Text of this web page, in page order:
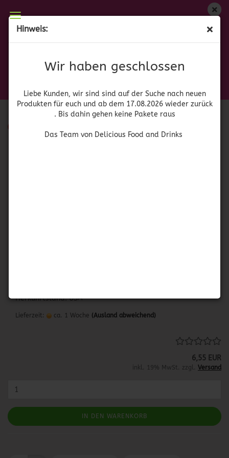
Hinweis:
Wir haben geschlossen
Liebe Kunden, wir sind sind auf der Suche nach neuen
Produkten für euch und ab dem 17.08.2026 wieder zurück
. Bis dahin gehen keine Pakete raus
Das Team von Delicious Food and Drinks
Wir haben geschlossen
zurück. Bis dahin gehen keine Pakete raus
Das Team von Delicious Food and Drinks
Spangler
Sortieren nach
Sortieren nach 64 pro Seite
pro Seite
Herkunftsland: USA
Lieferzeit: ca. 1 Woche (Ausland abweichend)
6,55 EUR
inkl. 19% MwSt. zzgl. Versand
IN DEN WARENKORB